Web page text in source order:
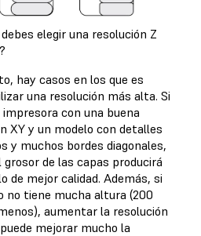
elegir una resolución Z
hay casos en los que es
una resolución más alta. Si
impresora con una buena
XY y un modelo con detalles
y muchos bordes diagonales,
grosor de las capas producirá
de mejor calidad. Además, si
no tiene mucha altura (200
aumentar la resolución
mejorar mucho la